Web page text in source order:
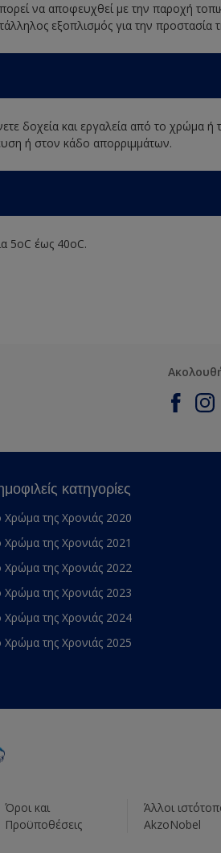
να αποφευχθεί με την παροχή
εξοπλισμός για την προστασία
δοχεία και εργαλεία από το χρώμα
ή στον κάδο απορριμμάτων.
5οC έως 40οC.
κατηγορίες
Χρώμα της Χρονιάς 2020
Χρώμα της Χρονιάς 2021
Χρώμα της Χρονιάς 2022
Χρώμα της Χρονιάς 2023
Χρώμα της Χρονιάς 2024
Χρώμα της Χρονιάς 2025
Όροι και
Προϋποθέσεις
Άλλοι
AkzoNobel